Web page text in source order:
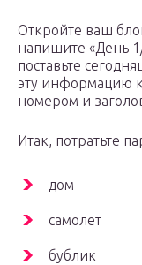
Откройте ваш
напишите «День
поставьте
эту информацию
номером и
Итак, потратьте
дом
самолет
бублик